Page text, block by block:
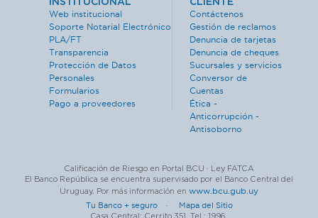
INSTITUCIONAL
Web institucional
Soporte Notarial Electrónico
PLA/FT
Transparencia
Protección de Datos
Personales
Formularios
Pago a proveedores
CLIENTE
Contáctenos
Gestión de reclamos
Denuncia de tarjetas
Denuncia de cheques
Sucursales y servicios
Conversor de
Cuentas
Ética -
Anticorrupción -
Antisoborno
Calificación de Riesgo en Portal BCU · Ley FATCA
El Banco República se encuentra supervisado por el Banco Central del
Uruguay. Por más información en www.bcu.gub.uy
Tu Banco + seguro · Mapa del Sitio
Casa Central: Cerrito 351. Tel.: 1996.